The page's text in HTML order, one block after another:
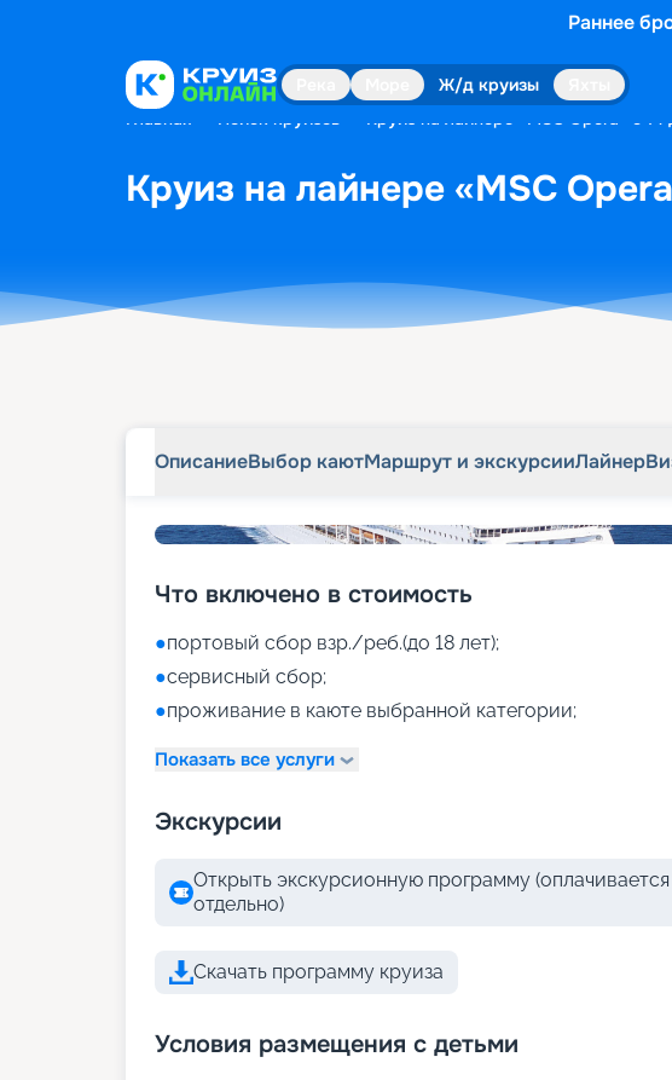
Раннее
Ж/д круизы
Главная Поиск круизов Круиз на лайнере «MSC Opera» с
Круиз на лайнере «MSC
ОписаниеВыбор каютМаршрут и экскурсииЛайнер
Что включено в стоимость
●портовый сбор взр./реб.(до 18 лет);
●сервисный сбор;
●проживание в каюте выбранной категории;
Показать все услуги
Экскурсии
Открыть экскурсионную программу
отдельно)
Скачать программу круиза
Условия размещения с детьми